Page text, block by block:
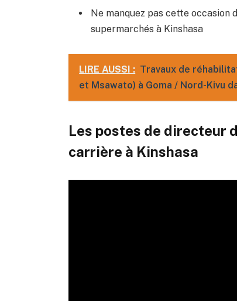
Ne manquez pas cette
supermarchés à Kinshasa
LIRE AUSSI : Travaux de
et Msawato) à Goma / Nord-Kivu
Les postes de directeur
carrière à Kinshasa